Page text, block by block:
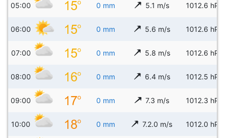
05:00 0 mm 5.1 m/s 1012.6 hPa
06:00 0 mm 5.6 m/s 1012.6 hPa
07:00 0 mm 5.8 m/s 1012.6 hPa
08:00 0 mm 6.4 m/s 1012.5 hPa
09:00 0 mm 7.3 m/s 1012.3 hPa
10:00 0 mm 7.2.0 m/s 1012.0 hPa